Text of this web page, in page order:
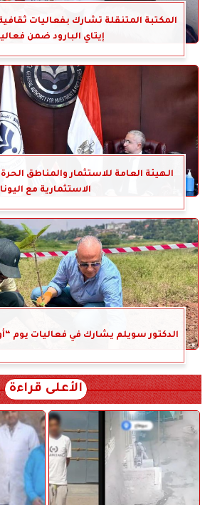
المكتبة المتنقلة تشارك بفعاليات
إيتاي البارود ضمن
الهيئة العامة للاستثمار والمناطق
الاستثمارية مع
الدكتور سويلم يشارك في فعاليات يوم
الأعلى قراءة